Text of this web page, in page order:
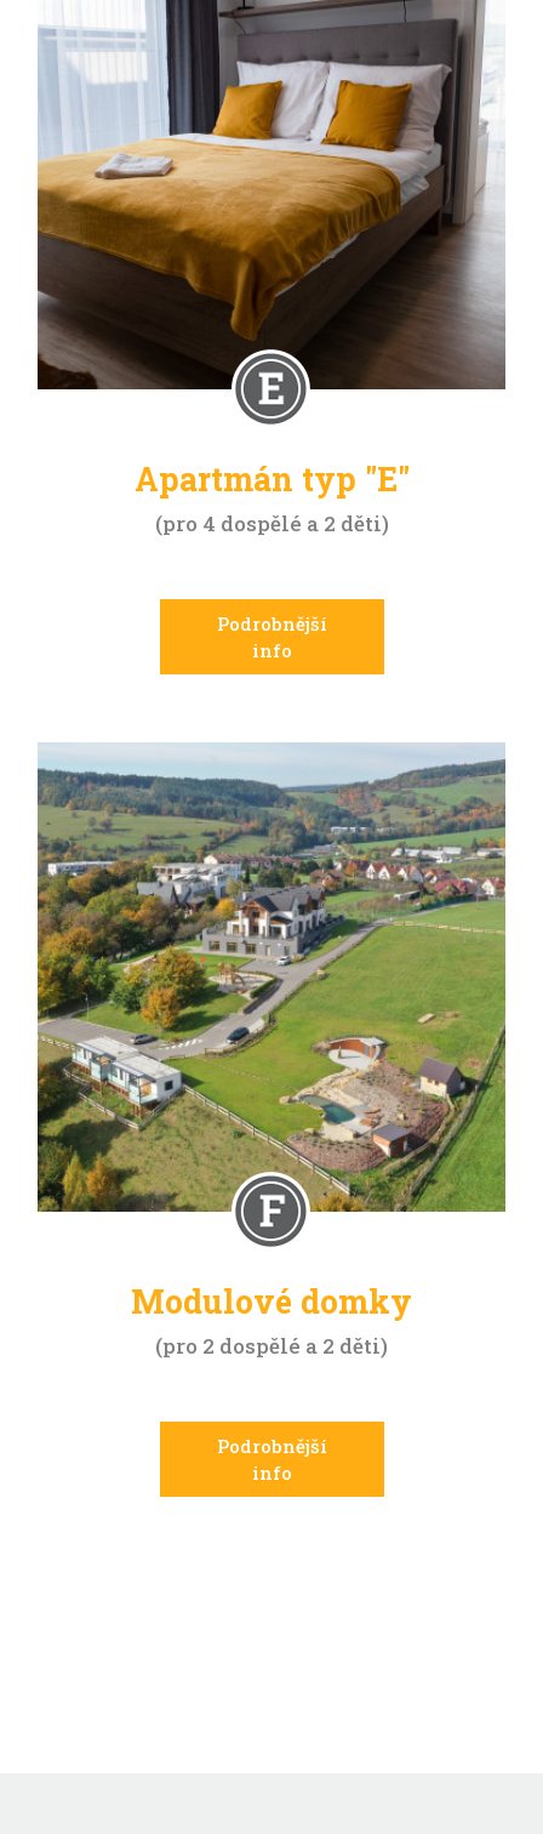
Apartmán typ "E"
pro 4 dospělé a 2 děti
Podrobnější
info
Modulové domky
pro 2 dospělé a 2 děti
Podrobnější
info